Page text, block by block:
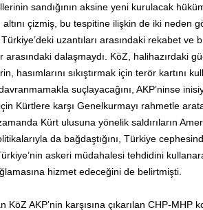
sandığının aksine yeni kurulacak
altını çizmiş, bu tespitine ilişkin de iki
uzantıları arasındaki rekabet ve
arasındaki dalaşmaydı. KöZ, halihazırdaki
hasımlarını sıkıştırmak için terör kartını
suçlayacağını, AKP’ninse
Kürtlere karşı Genelkurmayı rahmetle
Kürt ulusuna yönelik saldırıların
da bağdaştığını, Türkiye
askeri müdahalesi tehdidini
hizmet edeceğini de belirtmişti.
KöZ AKP’nin karşısına çıkarılan CHP-MHP